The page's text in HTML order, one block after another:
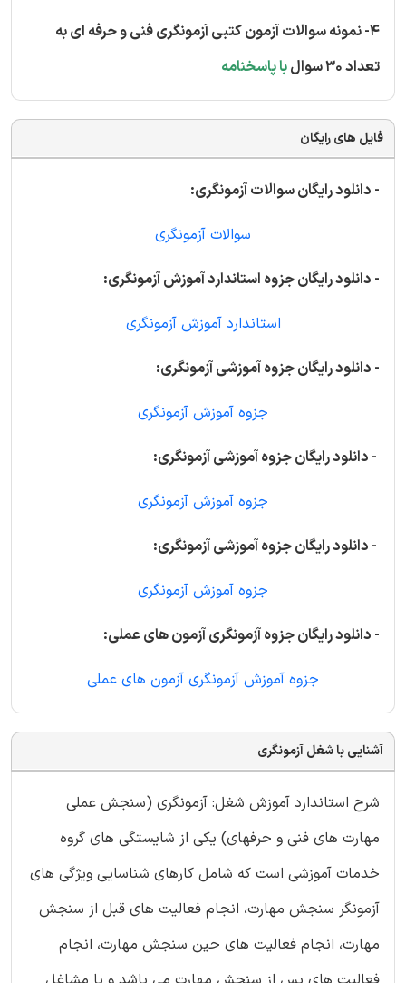
4- نمونه سوالات آزمون کتبی آزمونگری فنی و حرفه ای به
تعداد 30 سوال
با پاسخنامه
فایل های رایگان
- دانلود رایگان سوالات آزمونگری:
سوالات آزمونگری
- دانلود رایگان جزوه استاندارد آموزش آزمونگری:
استاندارد آموزش آزمونگری
- دانلود رایگان جزوه آموزشی آزمونگری:
جزوه آموزش آزمونگری
- دانلود رایگان جزوه آموزشی آزمونگری:
جزوه آموزش آزمونگری
- دانلود رایگان جزوه آموزشی آزمونگری:
جزوه آموزش آزمونگری
- دانلود رایگان جزوه آزمونگری آزمون های عملی:
جزوه آموزش آزمونگری آزمون های عملی
آشنایی با شغل آزمونگری
شرح استاندارد آموزش شغل: آزمونگری (سنجش عملی
مهارت های فنی و حرفهای) یکی از شایستگی های گروه
خدمات آموزشی است که شامل کارهای شناسایی ویژگی های
آزمونگر سنجش مهارت، انجام فعالیت های قبل از سنجش
مهارت، انجام فعالیت های حین سنجش مهارت، انجام